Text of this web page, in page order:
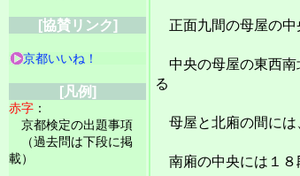
正面九間の母屋の中
中央の母屋の東西南
る
母屋と北廂の間には
南廂の中央には１８
[協賛リンク]
京都いいね！
[凡例]
赤字 ：
京都検定の出題事項
（過去問は下段に掲
載）